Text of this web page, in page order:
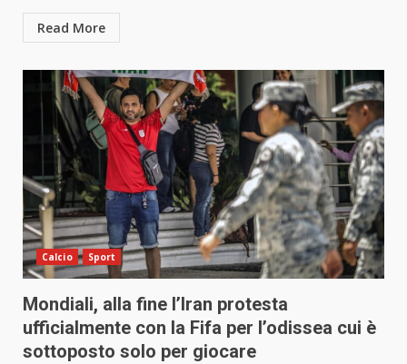
Read More
Calcio Sport
Mondiali, alla fine l’Iran protesta
ufficialmente con la Fifa per l’odissea cui è
sottoposto solo per giocare